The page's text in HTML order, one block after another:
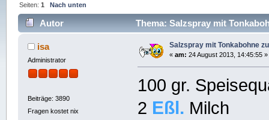
Seiten:1 Nach unten
Autor Thema: Salzspray mit
isa
Administrator
Beiträge: 3890
Fragen kostet nix
Salzspray mit Tonkabohne
« am: 24 August 2013, 14:45:55 »
100 gr.
2 Eßl. Milch